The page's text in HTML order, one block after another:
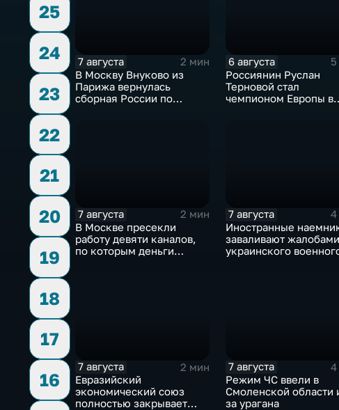
25
24
23
22
21
20
19
18
17
16
7 августа
2 мин
В Москву Внуково из
Парижа вернулась
сборная России по
6 августа
Россиянин Руслан
Терновой стал
чемпионом Европы в
7 августа
2 мин
В Москве пресекли
работу девяти каналов,
по которым деньги
7 августа
4
Иностранные
заваливают жалобами
украинского
7 августа
2 мин
Евразийский
экономический союз
полностью закрывает
7 августа
4
Режим ЧС ввели в
Смоленской области
за урагана